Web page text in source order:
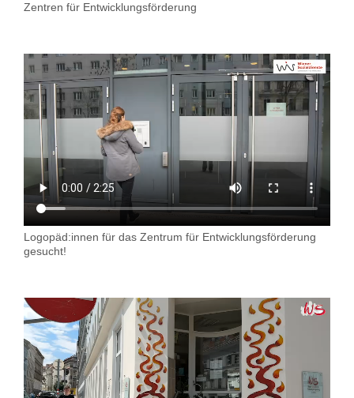
Zentren für Entwicklungsförderung
Logopäd:innen für das Zentrum für Entwicklungsförderung
gesucht!